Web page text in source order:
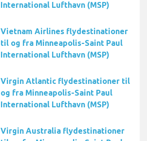
International Lufthavn (MSP)
Vietnam Airlines flydestinationer
til og fra Minneapolis-Saint Paul
International Lufthavn (MSP)
Virgin Atlantic flydestinationer til
og fra Minneapolis-Saint Paul
International Lufthavn (MSP)
Virgin Australia flydestinationer